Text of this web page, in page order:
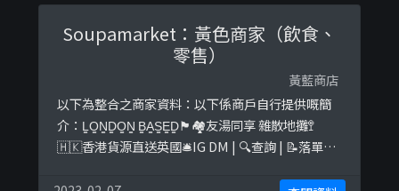
/a.1413961795572737/2080388192263424htt ...
Soupamarket：黃色商家（飲食、
零售）
黃藍商店
以下為整合之商家資料：以下係商戶自行提供嘅簡
介：L̳O̳N̳D̳O̳N̳ B̳A̳S̳E̳D̳🏴󠁧󠁢󠁥󠁮󠁧󠁿🏘友湯同享 雜散地攤🚏
🇭🇰香港貨源直送英國🛎IG DM | 🔍查詢 | 📝落單🏋️